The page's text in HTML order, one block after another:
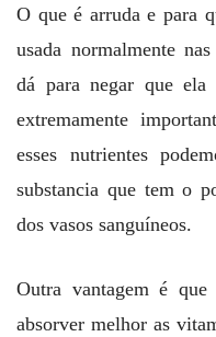
O que é arruda e para
usada normalmente
dá para negar que ela
extremamente
esses nutrientes
substancia que tem o
dos vasos sanguíneos.
Outra vantagem é
absorver melhor as